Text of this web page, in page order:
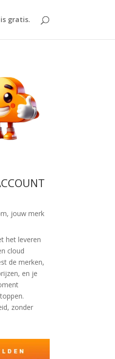
gratis.
jouw merk
het leveren
cloud
de merken,
en je
zonder